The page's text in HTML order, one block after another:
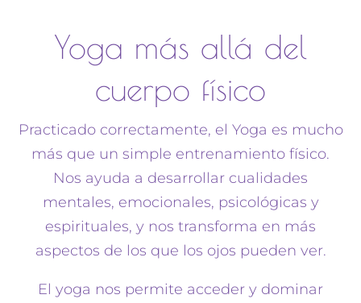
Yoga más allá del
cuerpo físico
Practicado correctamente, el Yoga es mucho
más que un simple entrenamiento físico.
Nos ayuda a desarrollar cualidades
mentales, emocionales, psicológicas y
espirituales, y nos transforma en más
aspectos de los que los ojos pueden ver.
El yoga nos permite acceder y dominar